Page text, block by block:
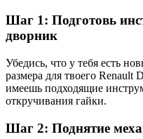
Шаг 1: Подготовь
дворник
Убедись, что у тебя есть
размера для твоего Renault
имеешь подходящие
откручивания гайки.
Шаг 2: Поднятие